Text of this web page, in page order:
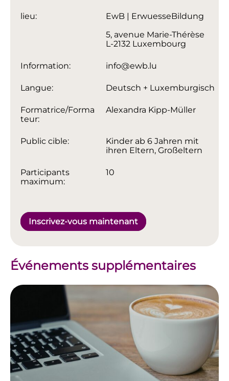
lieu:
EwB | ErwuesseBildung
5, avenue Marie-Thérèse
L-2132 Luxembourg
Information: info@ewb.lu
Langue: Deutsch + Luxemburgisch
Formatrice/Forma
teur:
Alexandra Kipp-Müller
Public cible:
Kinder ab 6 Jahren mit
ihren Eltern, Großeltern
Participants
maximum:
10
Inscrivez-vous maintenant
Événements supplémentaires